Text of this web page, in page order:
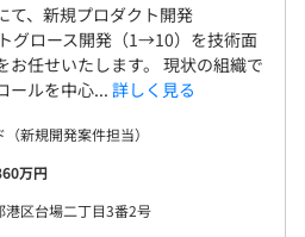
て、新規プロダクト開発
グロース開発（1→10）を技術面
お任せいたします。 現状の組織で
ールを中心... 詳しく見る
新規開発案件担当）
万円
港区台場二丁目3番2号